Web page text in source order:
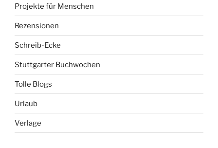
Projekte für Menschen
Rezensionen
Schreib-Ecke
Stuttgarter Buchwochen
Tolle Blogs
Urlaub
Verlage